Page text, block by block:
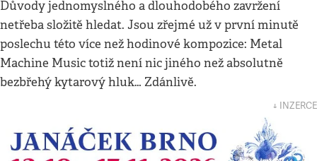
Důvody jednomyslného a dlouhodobého zavržení
netřeba složitě hledat. Jsou zřejmé už v první minutě
poslechu této více než hodinové kompozice: Metal
Machine Music totiž není nic jiného než absolutně
bezbřehý kytarový hluk… Zdánlivě.
↓ INZERCE